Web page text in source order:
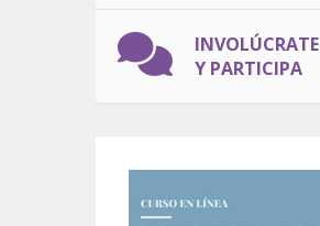
INVOLÚCRATE
Y PARTICIPA